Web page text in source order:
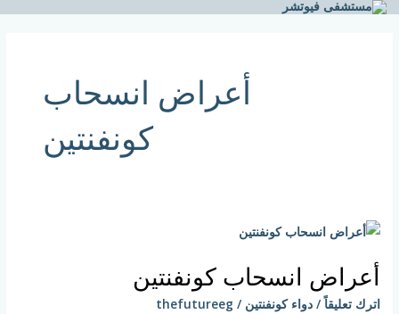
تخطي
أعراض انسحاب
كونفنتين
أعراض انسحاب كونفنتين
اترك تعليقاً /دواء كونفنتين /
thefutureeg
أعراض
كونفنتين